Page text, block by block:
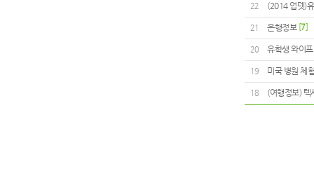
22 (2014 업뎃)
21 은행정보 [7]
20 유학생 와이
19 미국 병원 체
18 (여행정보)